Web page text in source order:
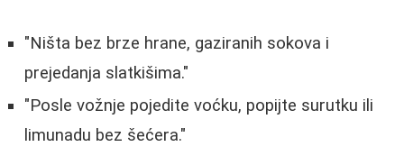
"Ništa bez brze hrane, gaziranih sokova i
prejedanja slatkišima."
"Posle vožnje pojedite voćku, popijte surutku ili
limunadu bez šećera."